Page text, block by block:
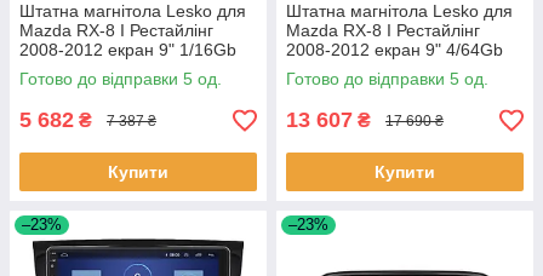
Штатна магнітола Lesko для
Mazda RX-8 I Рестайлінг
2008-2012 екран 9" 1/16Gb
Wi-Fi GPS Base 5 шт.
Готово до відправки 5 од.
5 682 ₴ 7 387 ₴
Купити
Штатна магнітола Lesko для
Mazda RX-8 I Рестайлінг
2008-2012 екран 9" 4/64Gb
4G Wi-Fi GPS Top 5 шт.
Готово до відправки 5 од.
13 607 ₴ 17 690 ₴
Купити
–23% –23%